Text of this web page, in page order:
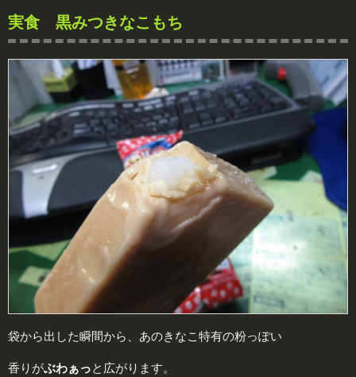
実食 黒みつきなこもち
袋から出した瞬間から、あのきなこ特有の粉っぽい
香りがぶわぁっと広がります。